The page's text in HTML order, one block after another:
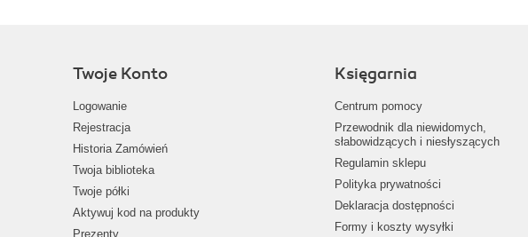
Twoje Konto
Logowanie
Rejestracja
Historia Zamówień
Twoja biblioteka
Twoje półki
Aktywuj kod na produkty
Prezenty
Księgarnia
Centrum pomocy
Przewodnik dla niewidomych,
słabowidzących i niesłyszących
Regulamin sklepu
Polityka prywatności
Deklaracja dostępności
Formy i koszty wysyłki